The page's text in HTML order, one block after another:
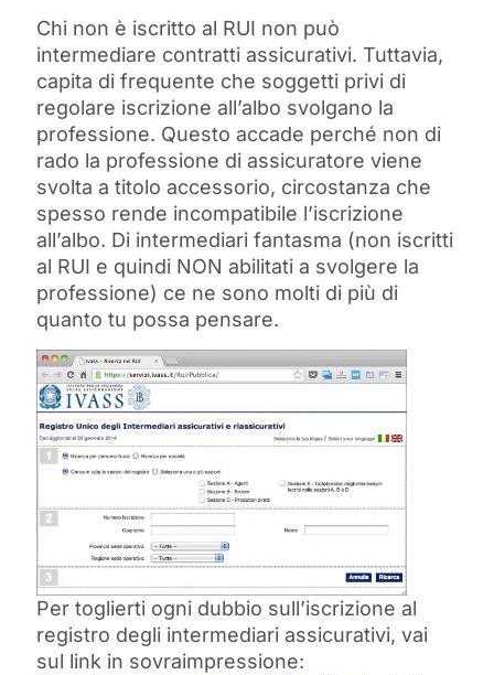
Chi non è iscritto al RUI non può
intermediare contratti assicurativi. Tuttavia,
capita di frequente che soggetti privi di
regolare iscrizione all’albo svolgano la
professione. Questo accade perché non di
rado la professione di assicuratore viene
svolta a titolo accessorio, circostanza che
spesso rende incompatibile l’iscrizione
all’albo. Di intermediari fantasma (non iscritti
al RUI e quindi NON abilitati a svolgere la
professione) ce ne sono molti di più di
quanto tu possa pensare.
Per toglierti ogni dubbio sull’iscrizione al
registro degli intermediari assicurativi, vai
sul link in sovraimpressione: